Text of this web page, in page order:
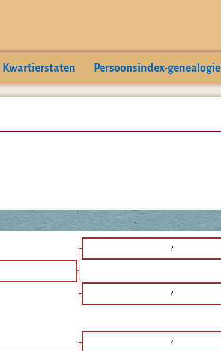
Kwartierstaten Persoonsindex-genealogie
?
?
?